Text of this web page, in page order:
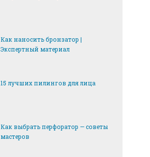
Как наносить бронзатор |
Экспертный материал
15 лучших пилингов для лица
Как выбрать перфоратор — советы
мастеров